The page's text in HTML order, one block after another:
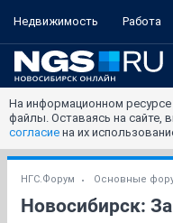
Недвижимость Работа
На информационном
файлы. Оставаясь на сайте,
согласие на их
НГС.Форум Основные
Новосибирск: